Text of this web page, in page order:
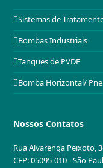
Sistemas de
Bombas Industriais
Tanques de PVDF
Bomba Horizontal/
Nossos Contatos
Rua Alvarenga Peixoto,
CEP: 05095-010 - São